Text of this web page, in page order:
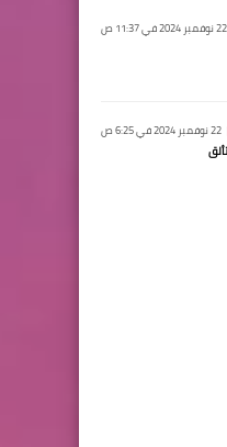
22 نوفمبر 2024 في 11:37 ص
22 نوفمبر 2024 في 6:25 ص